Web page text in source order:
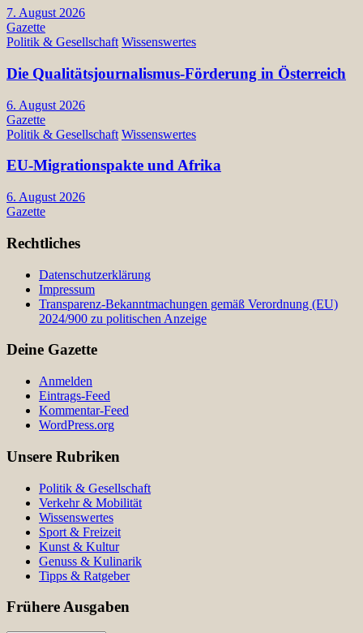
7. August 2026
Gazette
Politik & Gesellschaft Wissenswertes
Die Qualitätsjournalismus-Förderung in Österreich
6. August 2026
Gazette
Politik & Gesellschaft Wissenswertes
EU-Migrationspakte und Afrika
6. August 2026
Gazette
Rechtliches
Datenschutzerklärung
Impressum
Transparenz-Bekanntmachungen gemäß Verordnung (EU)
2024/900 zu politischen Anzeige
Deine Gazette
Anmelden
Eintrags-Feed
Kommentar-Feed
WordPress.org
Unsere Rubriken
Politik & Gesellschaft
Verkehr & Mobilität
Wissenswertes
Sport & Freizeit
Kunst & Kultur
Genuss & Kulinarik
Tipps & Ratgeber
Frühere Ausgaben